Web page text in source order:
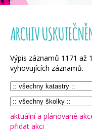
ARCHIV
Výpis záznamů 1171 až
vyhovujících záznamů.
aktuální a plánované
přidat akci